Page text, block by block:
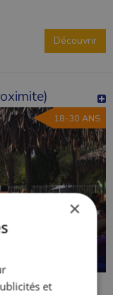
Découvrir
18-30 ANS
×
et